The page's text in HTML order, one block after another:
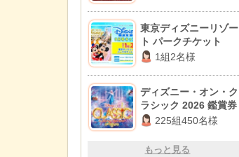
東京ディズニーリゾー
ト パークチケット
1組2名様
ディズニー・オン・ク
ラシック 2026 鑑賞券
225組450名様
もっと見る